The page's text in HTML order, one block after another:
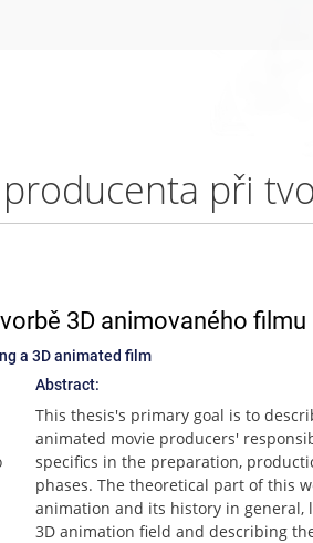
3D animovaného filmu
a 3D animated film
Abstract:
This thesis's primary goal is to
animated movie producers'
specifics in the preparation,
phases. The theoretical part of this
animation and its history in general,
3D animation field and describing